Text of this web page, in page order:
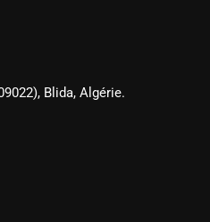
Blida, Algérie.